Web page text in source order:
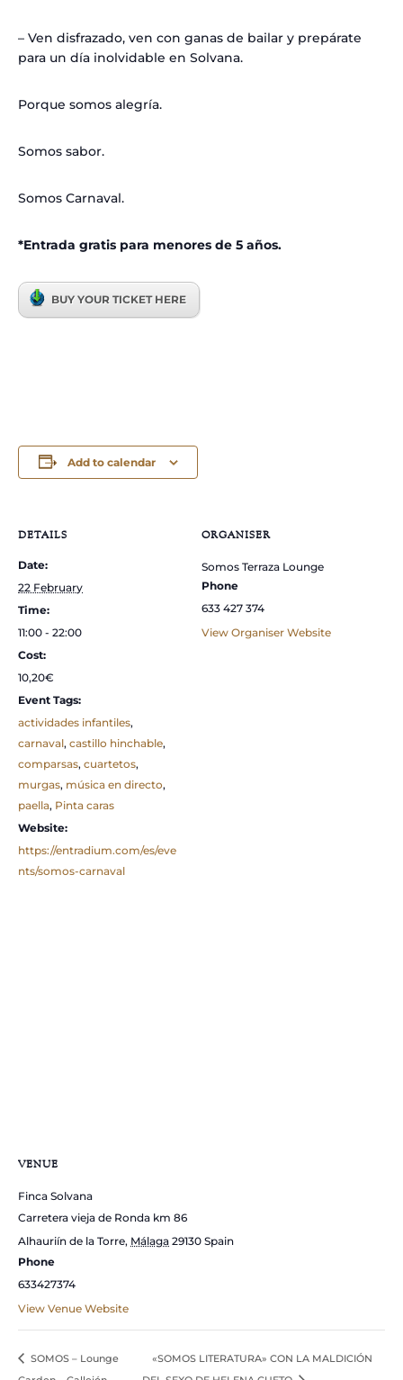
– Ven disfrazado, ven con ganas de bailar y prepárate
para un día inolvidable en Solvana.
Porque somos alegría.
Somos sabor.
Somos Carnaval.
*Entrada gratis para menores de 5 años.
BUY YOUR TICKET HERE
Add to calendar
DETAILS
Date:
22 February
Time:
11:00 - 22:00
Cost:
10,20€
Event Tags:
actividades infantiles,
carnaval, castillo hinchable,
comparsas, cuartetos,
murgas, música en directo,
paella, Pinta caras
Website:
https://entradium.com/es/eve
nts/somos-carnaval
ORGANISER
Somos Terraza Lounge
Phone
633 427 374
View Organiser Website
VENUE
Finca Solvana
Carretera vieja de Ronda km 86
Alhauriín de la Torre, Málaga 29130 Spain
Phone
633427374
View Venue Website
SOMOS – Lounge
«SOMOS LITERATURA» CON LA MALDICIÓN